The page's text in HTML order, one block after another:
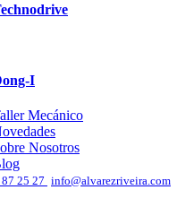
I
Mecánico
Nosotros
25 27 info@alvarezriveira.com